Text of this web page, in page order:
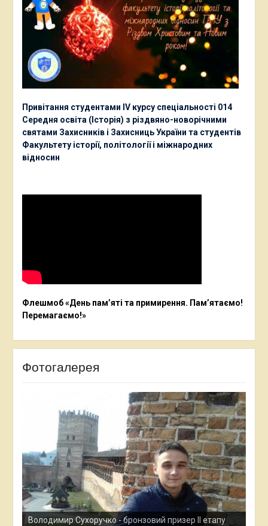
Привітання студентами ІV курсу спеціальності 014
Середня освіта (Історія) з різдвяно-новорічними
святами Захисників і Захисниць України та студентів
Факультету історії, політології і міжнародних
відносин
Флешмоб «День пам’яті та примирення. Пам’ятаємо!
Перемагаємо!»
Фотогалерея
Остап Кардаш - бронзовий призер ІІ етапу